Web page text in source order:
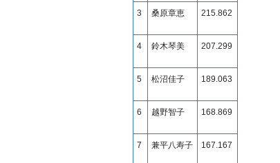
3 桑原章恵 215.862
4 鈴木琴美 207.299
5 松沼佳子 189.063
6 越野智子 168.869
7 兼平八寿子 167.167